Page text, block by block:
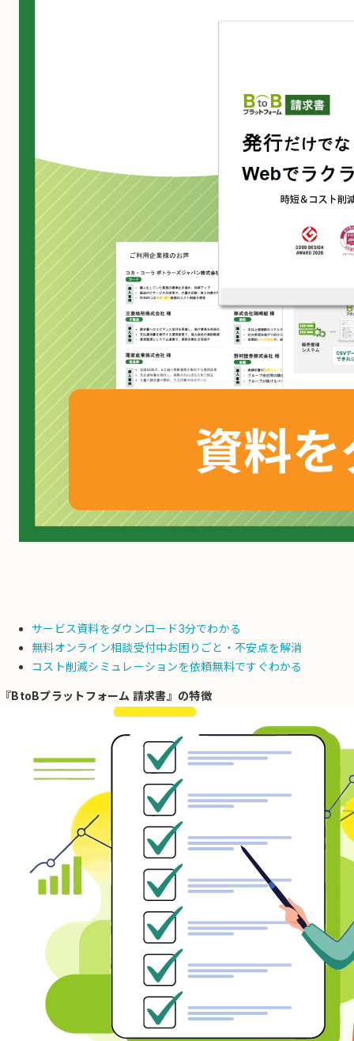
サービス資料をダウンロード3分でわかる
無料オンライン相談受付中お困りごと・不安点を解消
コスト削減シミュレーションを依頼無料ですぐわかる
『BtoBプラットフォーム 請求書』の特徴